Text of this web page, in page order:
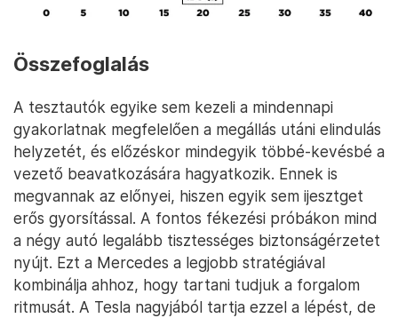
Összefoglalás
A tesztautók egyike sem kezeli a mindennapi
gyakorlatnak megfelelően a megállás utáni elindulás
helyzetét, és előzéskor mindegyik többé-kevésbé a
vezető beavatkozására hagyatkozik. Ennek is
megvannak az előnyei, hiszen egyik sem ijesztget
erős gyorsítással. A fontos fékezési próbákon mind
a négy autó legalább tisztességes biztonságérzetet
nyújt. Ezt a Mercedes a legjobb stratégiával
kombinálja ahhoz, hogy tartani tudjuk a forgalom
ritmusát. A Tesla nagyjából tartja ezzel a lépést, de